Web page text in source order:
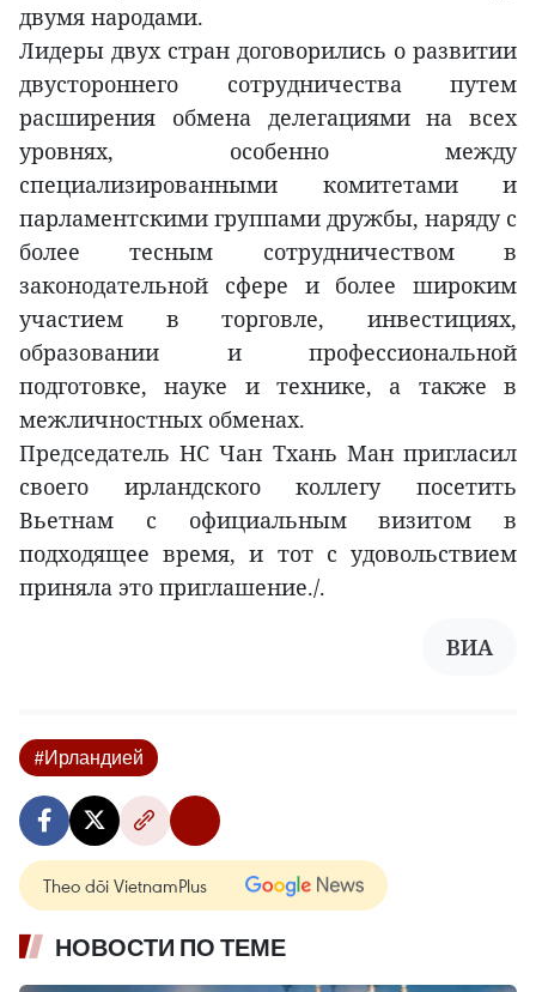
двумя народами.
Лидеры двух стран договорились о развитии
двустороннего сотрудничества путем
расширения обмена делегациями на всех
уровнях, особенно между
специализированными комитетами и
парламентскими группами дружбы, наряду с
более тесным сотрудничеством в
законодательной сфере и более широким
участием в торговле, инвестициях,
образовании и профессиональной
подготовке, науке и технике, а также в
межличностных обменах.
Председатель НС Чан Тхань Ман пригласил
своего ирландского коллегу посетить
Вьетнам с официальным визитом в
подходящее время, и тот с удовольствием
приняла это приглашение./.
ВИА
#Ирландией
Theo dõi VietnamPlus
НОВОСТИ ПО ТЕМЕ